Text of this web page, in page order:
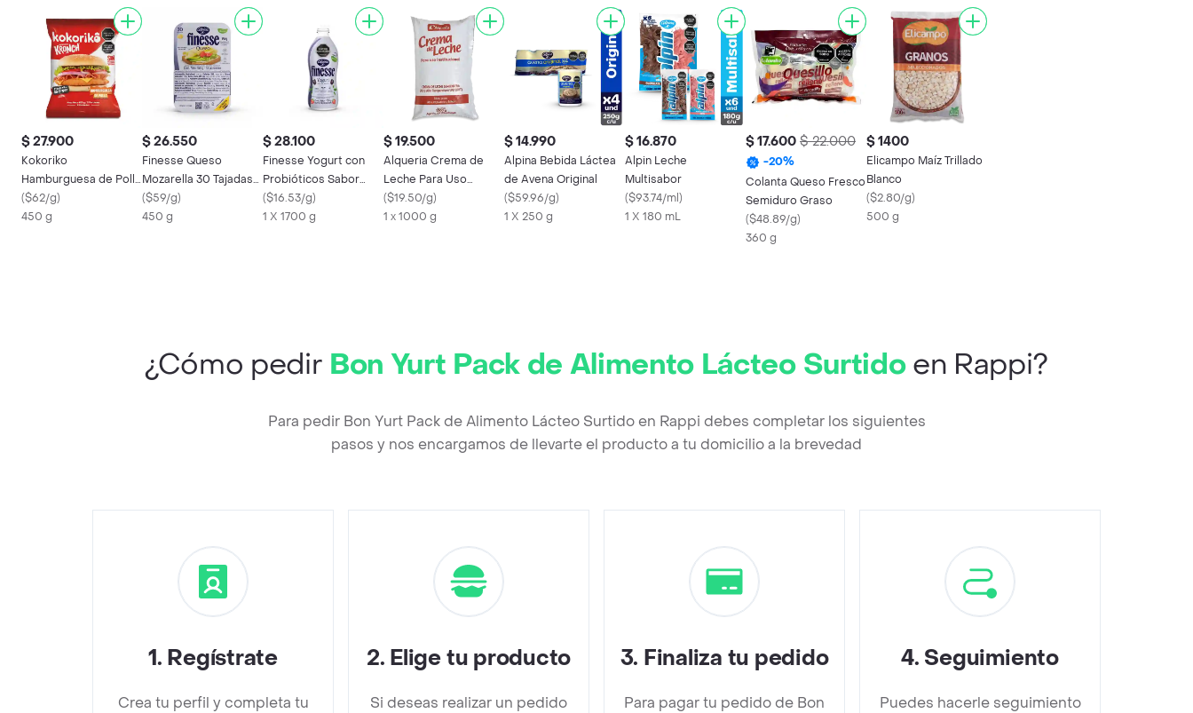
$ 27.900
Kokoriko
Hamburguesa de Pollo
Apanado
($62/g)
450 g
$ 26.550
Finesse Queso
Mozarella 30 Tajadas
450 g
($59/g)
450 g
$ 28.100
Finesse Yogurt con
Probióticos Sabor
Frutos Rojos
($16.53/g)
1 X 1700 g
$ 19.500
Alqueria Crema de
Leche Para Uso
Institucional
($19.50/g)
1 x 1000 g
$ 14.990
Alpina Bebida Láctea
de Avena Original
($59.96/g)
1 X 250 g
$ 16.870
Alpin Leche
Multisabor
($93.74/ml)
1 X 180 mL
$ 17.600 $ 22.000
-20%
Colanta Queso Fresco
Semiduro Graso
($48.89/g)
360 g
$ 1400
Elicampo Maíz Trillado
Blanco
($2.80/g)
500 g
¿Cómo pedir Bon Yurt Pack de Alimento Lácteo Surtidoen Rappi?
Para pedir Bon Yurt Pack de Alimento Lácteo Surtido en Rappi debes completar los siguientes
pasos y nos encargamos de llevarte el producto a tu domicilio a la brevedad
1. Regístrate
Crea tu perfil y completa tu
2. Elige tu producto
Si deseas realizar un pedido
3. Finaliza tu pedido
Para pagar tu pedido de Bon
4. Seguimiento
Puedes hacerle seguimiento